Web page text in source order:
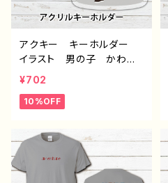
アクキー キーホルダー
イラスト 男の子 かわい
い 少年 おしゃれ メン
すめ 人気 イラストレー
師 オリジナル デザイ
ン グッズ タイトル：んご
ミック ちびきゃら パターン1
作：んごミック G-6
¥702
10%OFF